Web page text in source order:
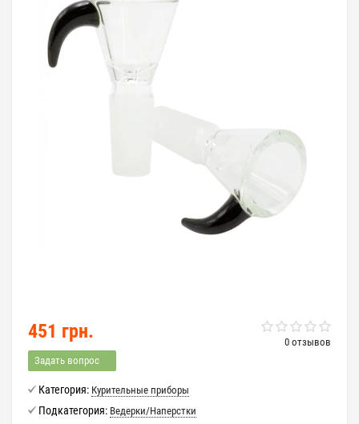
0 отзывов
451 грн.
Задать вопрос
Категория: Курительные приборы
Подкатегория: Ведерки/Наперстки